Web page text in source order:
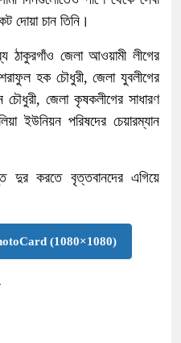
দোয়া চান তিনি।
ঠাকুরগাঁও জেলা আওয়ামী লীগের
হক চৌধুরী, জেলা যুবলীগের
জেলা কৃষকলীগের সাধারণ
ইউনিয়ন পরিষদের চেয়ারম্যান
দুর করতে বৃত্তবানদের এগিয়ে
(1080×1080)